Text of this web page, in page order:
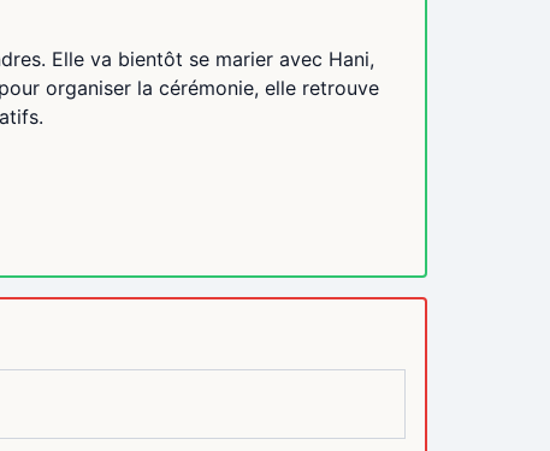
Elle va bientôt se marier avec Hani,
organiser la cérémonie, elle retrouve